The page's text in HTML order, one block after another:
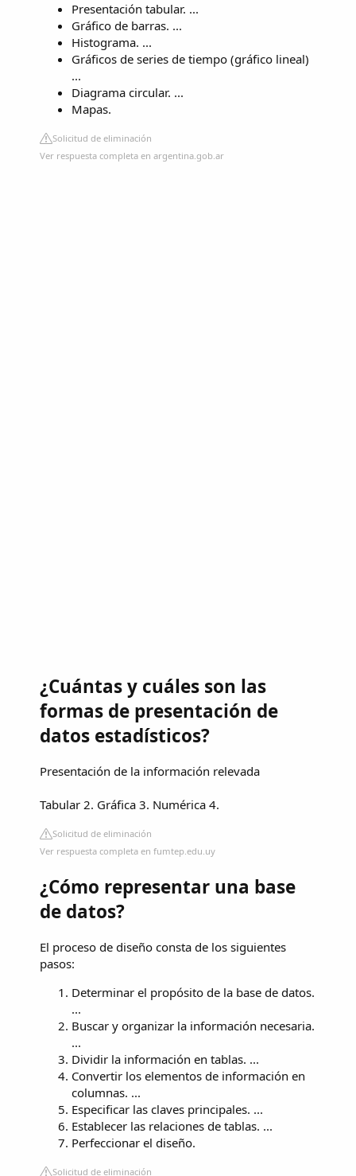
Presentación tabular. ...
Gráfico de barras. ...
Histograma. ...
Gráficos de series de tiempo (gráfico lineal)
...
Diagrama circular. ...
Mapas.
Solicitud de eliminación
Ver respuesta completa en argentina.gob.ar
¿Cuántas y cuáles son las
formas de presentación de
datos estadísticos?
Presentación de la información relevada
Tabular 2. Gráfica 3. Numérica 4.
Solicitud de eliminación
Ver respuesta completa en fumtep.edu.uy
¿Cómo representar una base
de datos?
El proceso de diseño consta de los siguientes
pasos:
Determinar el propósito de la base de datos.
...
Buscar y organizar la información necesaria.
...
Dividir la información en tablas. ...
Convertir los elementos de información en
columnas. ...
Especificar las claves principales. ...
Establecer las relaciones de tablas. ...
Perfeccionar el diseño.
Solicitud de eliminación